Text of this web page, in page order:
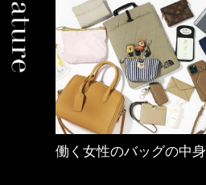
働く女性のバッグの中身